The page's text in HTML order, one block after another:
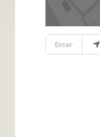
Enter your location